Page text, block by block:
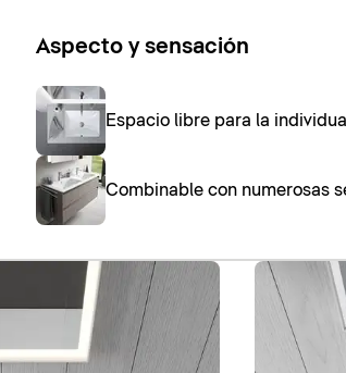
Aspecto y sensación
Espacio libre para la
Combinable con numerosas